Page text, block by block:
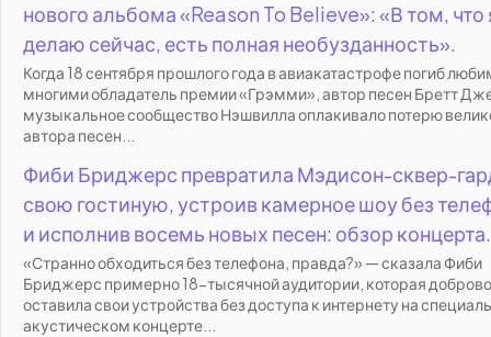
нового альбома «Reason To Believe»: «В том, что
делаю сейчас, есть полная необузданность».
Когда 18 сентября прошлого года в авиакатастрофе погиб
многими обладатель премии «Грэмми», автор песен Бретт
музыкальное сообщество Нэшвилла оплакивало потерю
автора песен...
Фиби Бриджерс превратила Мэдисон-сквер-
свою гостиную, устроив камерное шоу без
и исполнив восемь новых песен: обзор концерта.
«Странно обходиться без телефона, правда?» — сказала Фиби
Бриджерс примерно 18-тысячной аудитории, которая
оставила свои устройства без доступа к интернету на
акустическом концерте...